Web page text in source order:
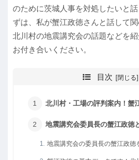
のために茨城人事を対処したいと
ずは、私が蟹江政徳さんと話して関
北川村の地震講究会の話題などを紹
お付き合いください。
目次
北川村・工場の評判案内！蟹
地震講究会委員長の蟹江政徳
地震講究会の委員長の蟹江政徳